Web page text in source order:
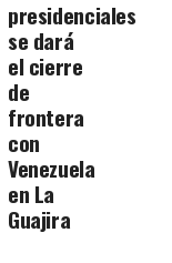
presidenciales
se dará
el cierre
de
frontera
con
Venezuela
en La
Guajira